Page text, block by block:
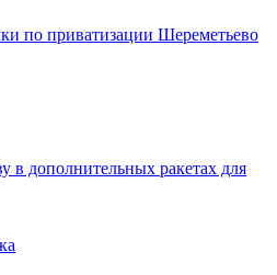
по приватизации Шереметьево
в дополнительных ракетах для